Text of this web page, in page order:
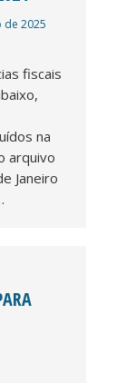
de 2025
fiscais
na
arquivo
Janeiro